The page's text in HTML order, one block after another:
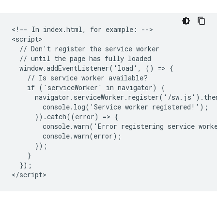
<!-- In index.html, for example: -->
<script>
  // Don't register the service worker
  // until the page has fully loaded
  window.addEventListener('load', () => {
    // Is service worker available?
    if ('serviceWorker' in navigator) {
navigator.serviceWorker.register('/
        console.log('Service worker registered!');
      }).catch((error) => {
console.warn('Error registering service
        console.warn(error);
      });
    }
  });